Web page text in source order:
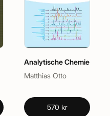
Analytische Chemie
Matthias Otto
570 kr